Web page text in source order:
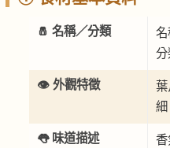
🧂 名稱／分類
名
分
👁️ 外觀特徵
葉
細
👅 味道描述
香